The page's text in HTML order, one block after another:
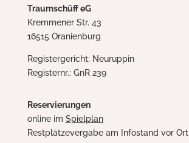
Traumschüff eG
Kremmener Str. 43
16515 Oranienburg
Registergericht: Neuruppin
Registernr.: GnR 239
Reservierungen
online im Spielplan
Restplätzevergabe am Infostand vor Ort